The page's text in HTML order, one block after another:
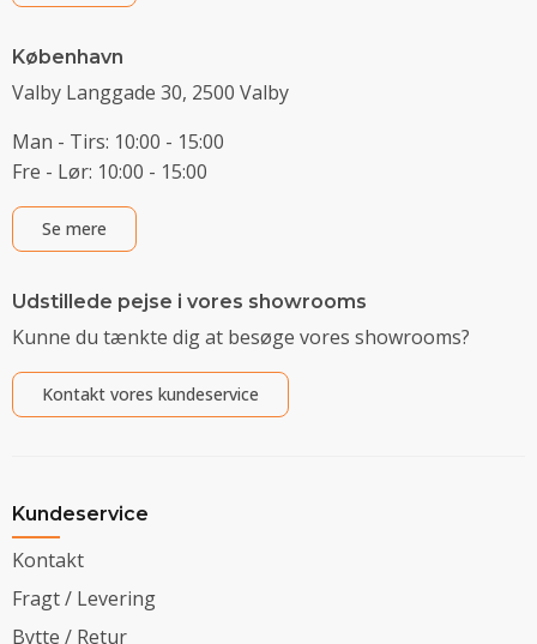
København
Valby Langgade 30, 2500 Valby
Man - Tirs: 10:00 - 15:00
Fre - Lør: 10:00 - 15:00
Se mere
Udstillede pejse i vores showrooms
Kunne du tænkte dig at besøge vores showrooms?
Kontakt vores kundeservice
Kundeservice
Kontakt
Fragt / Levering
Bytte / Retur